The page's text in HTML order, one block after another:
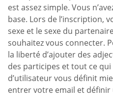
est assez simple. Vous
base. Lors de l’inscription,
sexe et le sexe du
souhaitez vous connecter.
la liberté d’ajouter des
des participes et tout ce
d’utilisateur vous définit
entrer votre email et définir